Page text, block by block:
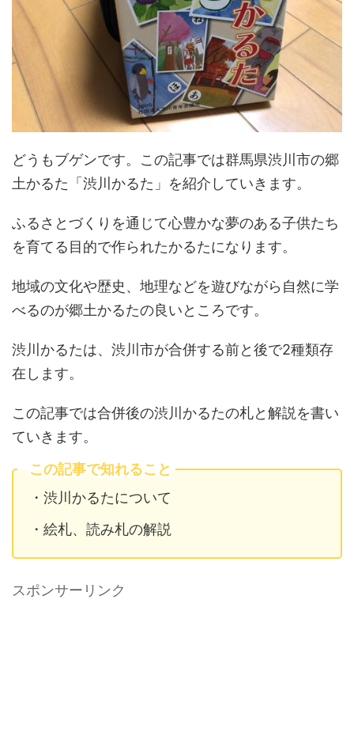
どうもブゲンです。この記事では群馬県渋川市の郷
土かるた「渋川かるた」を紹介していきます。
ふるさとづくりを通じて心豊かな夢のある子供たち
を育てる目的で作られたかるたになります。
地域の文化や歴史、地理などを遊びながら自然に学
べるのが郷土かるたの良いところです。
渋川かるたは、渋川市が合併する前と後で2種類存
在します。
この記事では合併後の渋川かるたの札と解説を書い
ていきます。
この記事で知れること
・渋川かるたについて
・絵札、読み札の解説
スポンサーリンク